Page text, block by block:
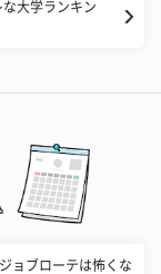
大学ランキン
ョブローテは怖くな